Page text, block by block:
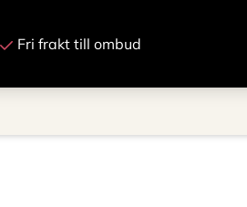
Fri frakt till ombud